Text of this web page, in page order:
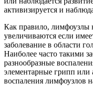
активизируется и
Как правило, лимфоузлы
увеличиваются если
заболевание в области
Наиболее часто такими
разнообразные
элементарные грипп или
воспаления лимфоузлов